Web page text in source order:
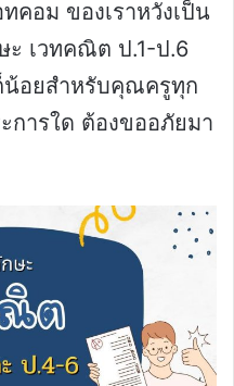
คอม ของเราหวังเป็น
ะ เวทคณิต ป.1-ป.6
น้อยสำหรับคุณครูทุก
ารใด ต้องขออภัยมา